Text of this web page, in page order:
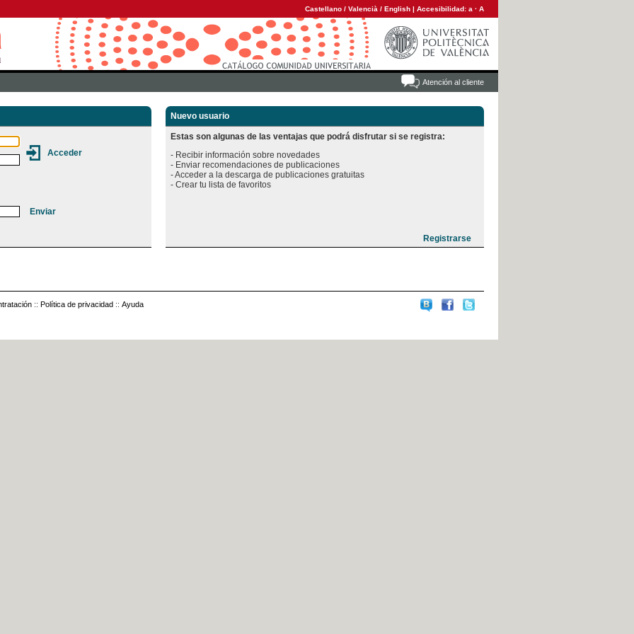
Castellano / Valencià / English | Accesibilidad: a · A
Atención al cliente
Nuevo usuario
Estas son algunas de las ventajas que podrá disfrutar si se registra:
- Recibir información sobre novedades
- Enviar recomendaciones de publicaciones
- Acceder a la descarga de publicaciones gratuitas
:: Política de privacidad :: Ayuda